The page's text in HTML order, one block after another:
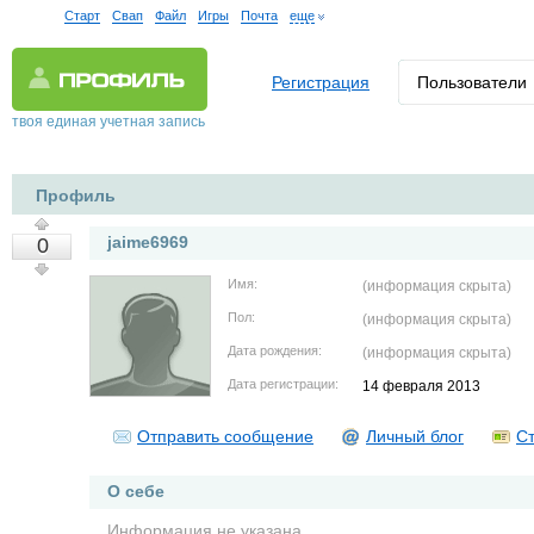
Старт Свап Файл Игры Почта еще
твоя единая учетная запись
Регистрация Пользователи
Профиль
0 jaime6969
Имя: (информация скрыта)
Пол: (информация скрыта)
Дата рождения: (информация скрыта)
Дата регистрации: 14 февраля 2013
Отправить сообщение Личный блог
О себе